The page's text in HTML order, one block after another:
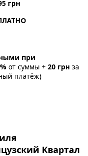
грн
при
от суммы + 20 грн за
платёж)
Квартал